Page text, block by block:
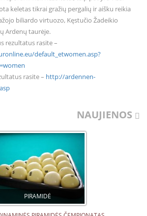
keletas tikrai gražių pergalių ir aišku reikia
biliardo virtuozo, Kęstučio Žadeikio
Ardenų taurėje.
rezultatus rasite –
default_etwomen.asp?
rasite – http://ardennen-
NAUJIENOS
PIRAMIDĖ